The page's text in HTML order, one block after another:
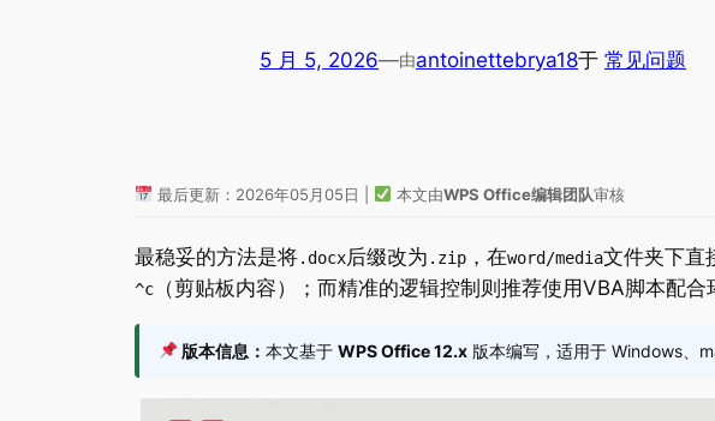
5 月 5, 2026—由antoinettebrya18于 常见问题
最后更新：2026年05月05日 | 本文由WPS Office编辑团队审核
最稳妥的方法是将.docx后缀改为 .zip ，在word/media文件夹下直
^c （剪贴板内容）；而精准的逻辑控制则推荐使用VBA脚本配合
版本信息： 本文基于 WPS Office 12.x版本编写，适用于 Windows、